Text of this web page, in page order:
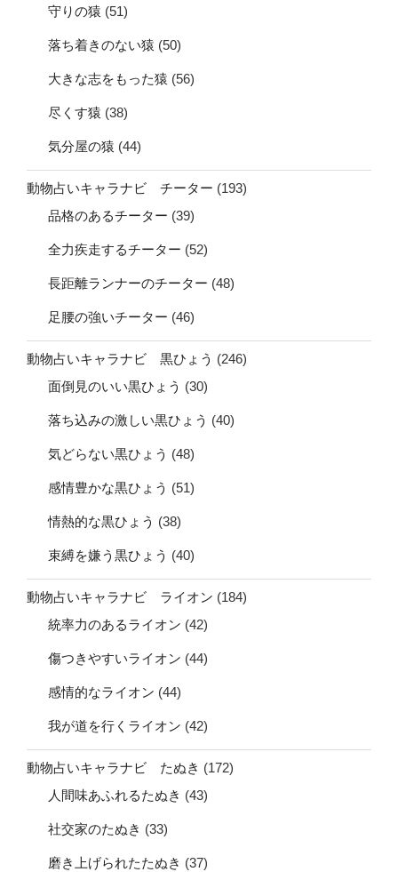
守りの猿 (51)
落ち着きのない猿 (50)
大きな志をもった猿 (56)
尽くす猿 (38)
気分屋の猿 (44)
動物占いキャラナビ チーター (193)
品格のあるチーター (39)
全力疾走するチーター (52)
長距離ランナーのチーター (48)
足腰の強いチーター (46)
動物占いキャラナビ 黒ひょう (246)
面倒見のいい黒ひょう (30)
落ち込みの激しい黒ひょう (40)
気どらない黒ひょう (48)
感情豊かな黒ひょう (51)
情熱的な黒ひょう (38)
束縛を嫌う黒ひょう (40)
動物占いキャラナビ ライオン (184)
統率力のあるライオン (42)
傷つきやすいライオン (44)
感情的なライオン (44)
我が道を行くライオン (42)
動物占いキャラナビ たぬき (172)
人間味あふれるたぬき (43)
社交家のたぬき (33)
磨き上げられたたぬき (37)